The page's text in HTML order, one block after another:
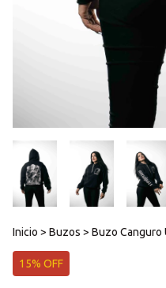
Inicio > Buzos > Buzo Canguro
15% OFF